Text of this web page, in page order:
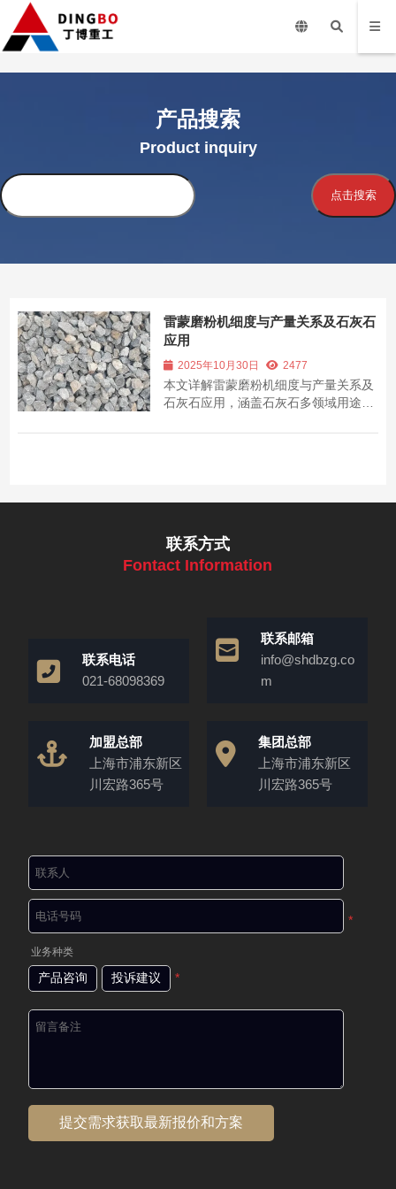
产品搜索
Product inquiry
点击搜索
雷蒙磨粉机细度与产量关系及石灰石
应用
2025年10月30日 2477
本文详解雷蒙磨粉机细度与产量关系及
石灰石应用，涵盖石灰石多领域用途、
升加工效益。
联系方式
Fontact Information
联系电话
021-68098369
联系邮箱
info@shdbzg.co
m
加盟总部
上海市浦东新区
川宏路365号
集团总部
上海市浦东新区
川宏路365号
*
业务种类
产品咨询 投诉建议 *